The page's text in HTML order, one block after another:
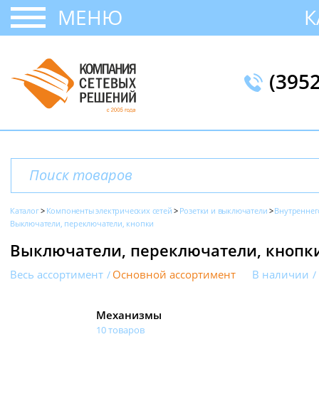
МЕНЮ
Каталог Компоненты электрических сетей Розетки и выключатели
Выключатели, переключатели, кнопки
Выключатели, переключатели,
Весь ассортимент Основной ассортимент В наличии
Механизмы
10 товаров